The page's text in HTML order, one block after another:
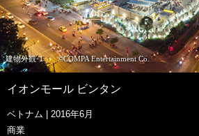
建物外観-1 ©COMPA Entertainment Co.
イオンモール ビンタン
ベトナム | 2016年6月
商業